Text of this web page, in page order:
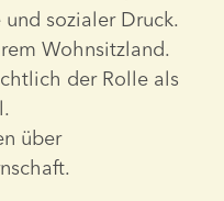
sozialer Druck.
Wohnsitzland.
der Rolle als
über